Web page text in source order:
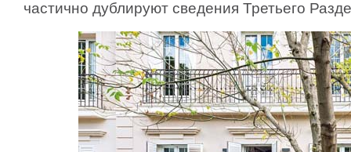
частично дублируют сведения Третьего